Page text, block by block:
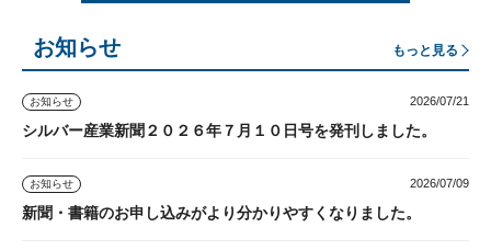
お知らせ もっと見る
お知らせ 2026/07/21
シルバー産業新聞２０２６年７月１０日号を発刊しました。
お知らせ 2026/07/09
新聞・書籍のお申し込みがより分かりやすくなりました。